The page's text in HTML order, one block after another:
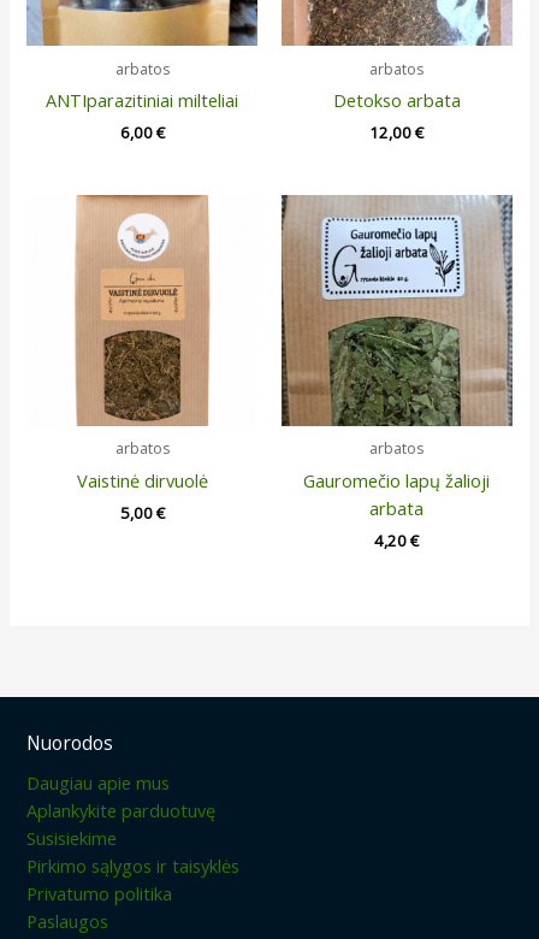
arbatos
ANTIparazitiniai milteliai
6,00€
arbatos
Detokso arbata
12,00€
arbatos
Vaistinė dirvuolė
5,00€
arbatos
Gauromečio lapų žalioji
arbata
4,20€
Nuorodos
Daugiau apie mus
Aplankykite parduotuvę
Susisiekime
Pirkimo sąlygos ir taisyklės
Privatumo politika
Paslaugos